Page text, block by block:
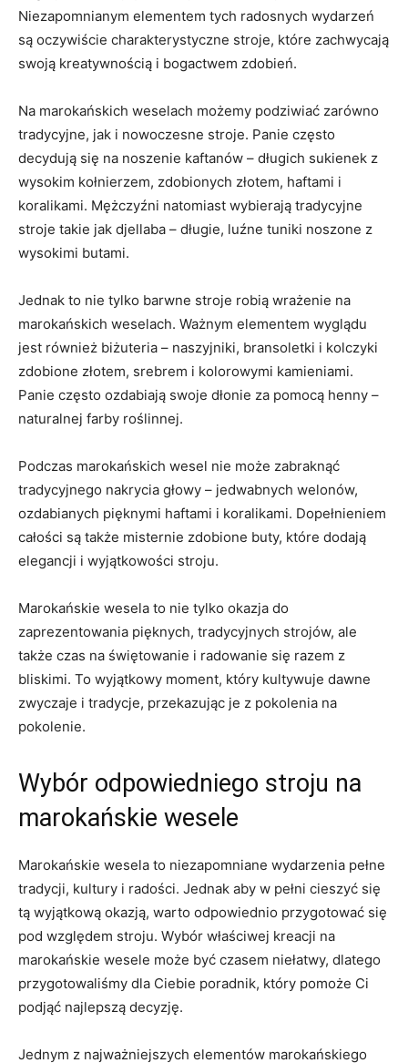
Niezapomnianym elementem tych radosnych wydarzeń⁢
są oczywiście charakterystyczne stroje, które ‌zachwycają
swoją kreatywnością i bogactwem‍ zdobień.
Na marokańskich weselach możemy podziwiać zarówno
tradycyjne, jak‌ i nowoczesne stroje. Panie często
decydują się na noszenie kaftanów – długich‍ sukienek z
wysokim‌ kołnierzem, zdobionych ⁣złotem, haftami ‌i
koralikami. Mężczyźni ⁢natomiast wybierają tradycyjne
stroje takie jak ⁤djellaba – długie, luźne tuniki noszone z
wysokimi butami.
Jednak to nie tylko barwne stroje robią wrażenie na
marokańskich weselach. Ważnym elementem wyglądu
jest‌ również biżuteria –‌ naszyjniki, bransoletki i kolczyki
zdobione złotem, srebrem i kolorowymi kamieniami.
Panie często ozdabiają swoje dłonie ⁢za pomocą henny –
naturalnej farby ​roślinnej.
Podczas⁢ marokańskich wesel nie może zabraknąć
⁣tradycyjnego nakrycia‍ głowy – jedwabnych welonów,
ozdabianych pięknymi haftami i koralikami. Dopełnieniem​
całości są także misternie zdobione buty, które dodają
elegancji i wyjątkowości stroju.
Marokańskie wesela to nie tylko okazja do
zaprezentowania pięknych, tradycyjnych strojów, ale
także czas na świętowanie i radowanie się razem z
bliskimi. To wyjątkowy moment, który kultywuje dawne
zwyczaje i⁢ tradycje, przekazując je z pokolenia na
pokolenie.
Wybór ​odpowiedniego stroju ⁤na
marokańskie wesele
Marokańskie wesela to niezapomniane​ wydarzenia pełne
tradycji, kultury i radości. Jednak aby w pełni cieszyć się
tą‍ wyjątkową okazją, warto ⁤odpowiednio przygotować się
pod względem stroju. Wybór właściwej kreacji na‍
marokańskie wesele ‍może być⁢ czasem ‌niełatwy,⁤ dlatego
przygotowaliśmy dla Ciebie poradnik, który pomoże Ci
podjąć najlepszą decyzję.
Jednym z ⁤najważniejszych elementów marokańskiego